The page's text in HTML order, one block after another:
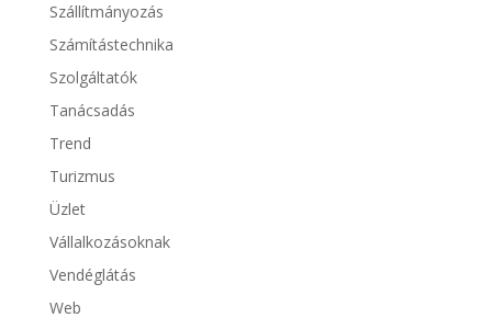
Szállítmányozás
Számítástechnika
Szolgáltatók
Tanácsadás
Trend
Turizmus
Üzlet
Vállalkozásoknak
Vendéglátás
Web